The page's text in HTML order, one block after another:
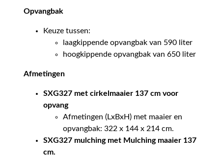
Opvangbak
Keuze tussen:
laagkippende opvangbak van 590 liter
hoogkippende opvangbak van 650 liter
Afmetingen
SXG327 met cirkelmaaier 137 cm voor
opvang
Afmetingen (LxBxH) met maaier en
opvangbak: 322 x 144 x 214 cm.
SXG327 mulching met Mulching maaier 137
cm.